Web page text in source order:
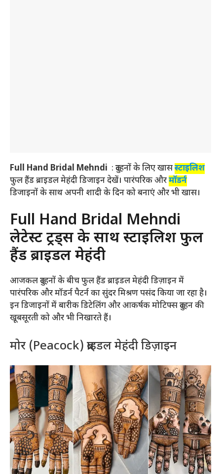
Full Hand Bridal Mehndi : दुल्हनों के लिए खासस्टाइलिश
फुल हैंड ब्राइडल मेहंदी डिजाइन देखें। पारंपरिक औरमॉडर्न
डिजाइनों के साथ अपनी शादी के दिन को बनाएं और भी खास।
Full Hand Bridal Mehndi
लेटेस्ट ट्रेंड्स के साथ स्टाइलिश फुल
हैंड ब्राइडल मेहंदी
आजकल दुल्हनों के बीच फुल हैंड ब्राइडल मेहंदी डिज़ाइन में
पारंपरिक और मॉडर्न पैटर्न का सुंदर मिश्रण पसंद किया जा रहा है।
इन डिजाइनों में बारीक डिटेलिंग और आकर्षक मोटिफ्स दुल्हन की
खूबसूरती को और भी निखारते हैं।
मोर (Peacock) ब्राइडल मेहंदी डिज़ाइन